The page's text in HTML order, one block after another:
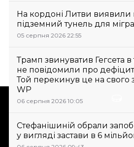
На кордоні Литви виявили
підземний тунель для
05 серпня 2026 22:55
Трамп звинуватив Гегсета
не повідомили про
Той перекинув це на свого
WP
06 серпня 2026 10:05
Стефанішиній обрали
у вигляді застави в 6
Підтримай
Ми працюємо